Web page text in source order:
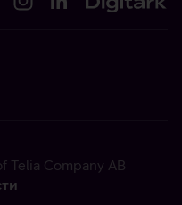
Telia Company AB